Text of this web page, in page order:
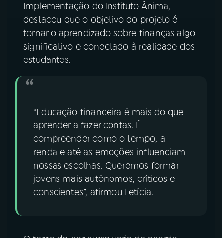
Implementação do Instituto Ânima,
destacou que o objetivo do projeto é
tornar o aprendizado sobre finanças algo
significativo e conectado à realidade dos
estudantes.
“Educação financeira é mais do que
aprender a fazer contas. É
compreender como o tempo, a
renda e até as emoções influenciam
nossas escolhas. Queremos formar
jovens mais autônomos, críticos e
conscientes”, afirmou Letícia.